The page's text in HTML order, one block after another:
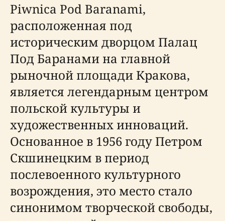
Piwnica Pod Baranami,
расположенная под
историческим дворцом Палац
Под Баранами на главной
рыночной площади Кракова,
является легендарным центром
польской культуры и
художественных инноваций.
Основанное в 1956 году Петром
Скшинецким в период
послевоенного культурного
возрождения, это место стало
синонимом творческой свободы,